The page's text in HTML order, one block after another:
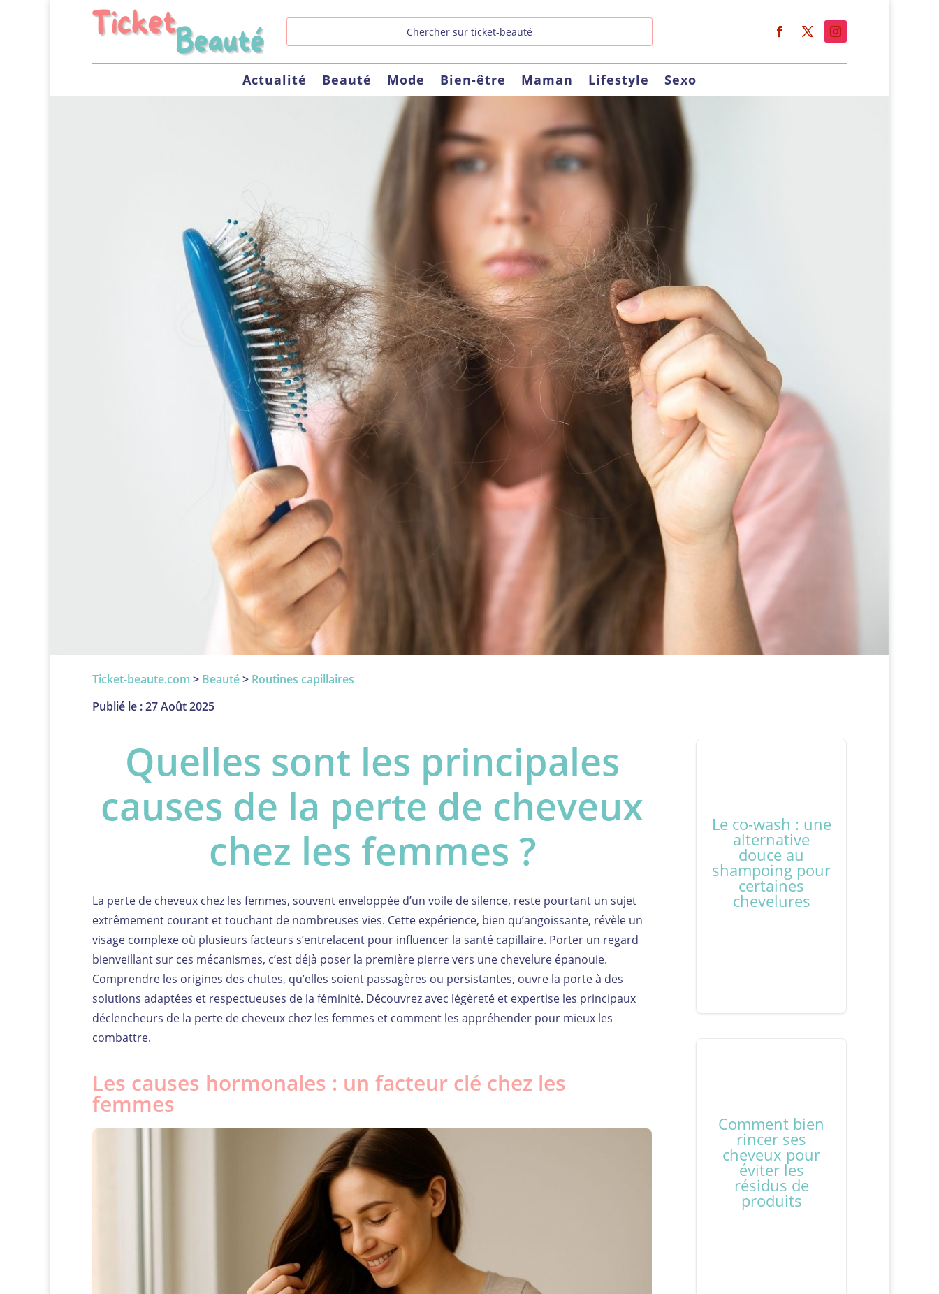
Actualité Beauté Mode Bien-être Maman Lifestyle Sexo
Ticket-beaute.com > Beauté> Routines capillaires
Publié le : 27 Août 2025
Quelles sont les principales
causes de la perte de cheveux
chez les femmes ?
La perte de cheveux chez les femmes, souvent enveloppée d’un voile de silence, reste pourtant un sujet
extrêmement courant et touchant de nombreuses vies. Cette expérience, bien qu’angoissante, révèle un
visage complexe où plusieurs facteurs s’entrelacent pour influencer la santé capillaire. Porter un regard
bienveillant sur ces mécanismes, c’est déjà poser la première pierre vers une chevelure épanouie.
Comprendre les origines des chutes, qu’elles soient passagères ou persistantes, ouvre la porte à des
solutions adaptées et respectueuses de la féminité. Découvrez avec légèreté et expertise les principaux
déclencheurs de la perte de cheveux chez les femmes et comment les appréhender pour mieux les
combattre.
Les causes hormonales : un facteur clé chez les
femmes
Le co-wash : une
alternative
douce au
shampoing pour
certaines
chevelures
Comment bien
rincer ses
cheveux pour
éviter les
résidus de
produits